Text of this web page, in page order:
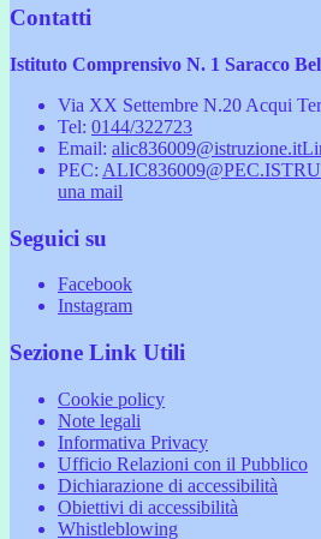
Contatti
Istituto Comprensivo N. 1 Saracco
Via XX Settembre N.20 Acqui
Tel: 0144/322723
Email: alic836009@istruzione.it
PEC:
una mail
Seguici su
Facebook
Instagram
Sezione Link Utili
Cookie policy
Note legali
Informativa Privacy
Ufficio Relazioni con il Pubblico
Dichiarazione di accessibilità
Obiettivi di accessibilità
Whistleblowing